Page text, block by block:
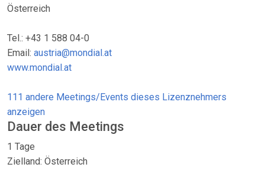
Österreich
Tel.: +43 1 588 04-0
Email: austria@mondial.at
www.mondial.at
111 andere Meetings/Events dieses Lizenznehmers
anzeigen
Dauer des Meetings
1 Tage
Zielland: Österreich